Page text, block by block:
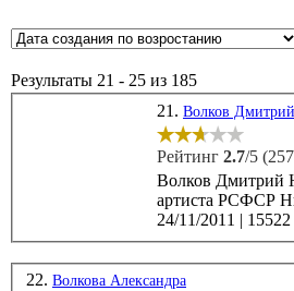
Результаты 21 - 25 из 185
21. Волков Дмитрий
Рейтинг 2.7/5
Волков Дмитрий
24/11/2011 |
22. Волкова Александра